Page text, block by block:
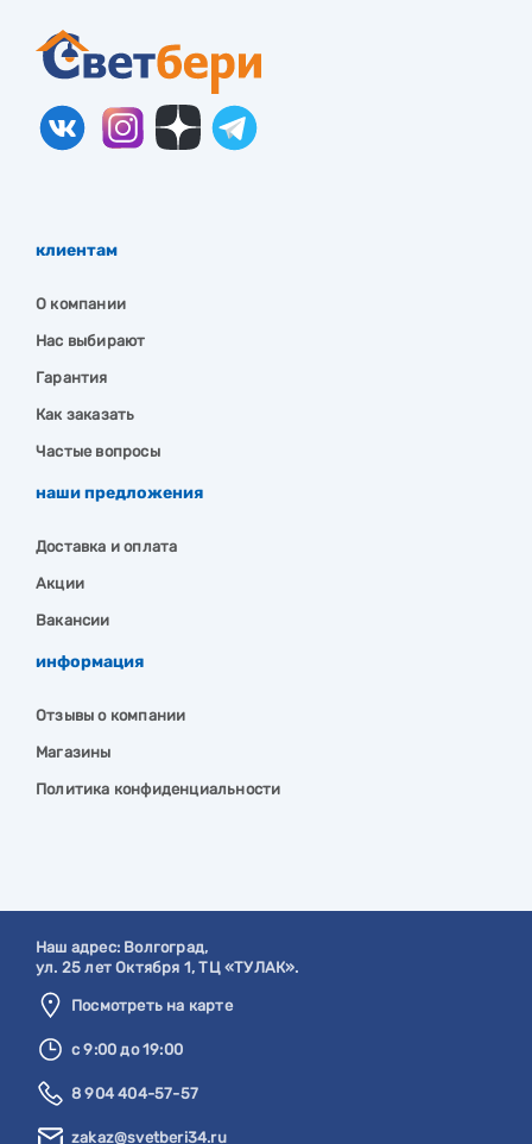
клиентам
О компании
Нас выбирают
Гарантия
Как заказать
Частые вопросы
наши предложения
Доставка и оплата
Акции
Вакансии
информация
Отзывы о компании
Магазины
Политика конфиденциальности
Наш адрес: Волгоград,
ул. 25 лет Октября 1, ТЦ «ТУЛАК».
Посмотреть на карте
с 9:00 до 19:00
8 904 404-57-57
zakaz@svetberi34.ru